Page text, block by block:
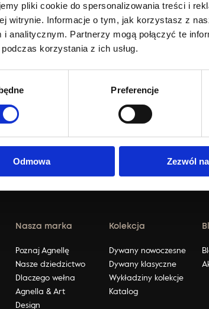
pliki cookie do spersonalizowania treści i
witrynie. Informacje o tym, jak korzystasz z
i analitycznym. Partnerzy mogą połączyć te
korzystania z ich usług.
Preferencje
Odmowa Zezwól
targami
Nasza marka
Poznaj Agnellę
Nasze dziedzictwo
Dlaczego wełna
Agnella & Art
Design
Kolekcja
Dywany nowoczesne
Dywany klasyczne
Wykładziny kolekcje
Katalog